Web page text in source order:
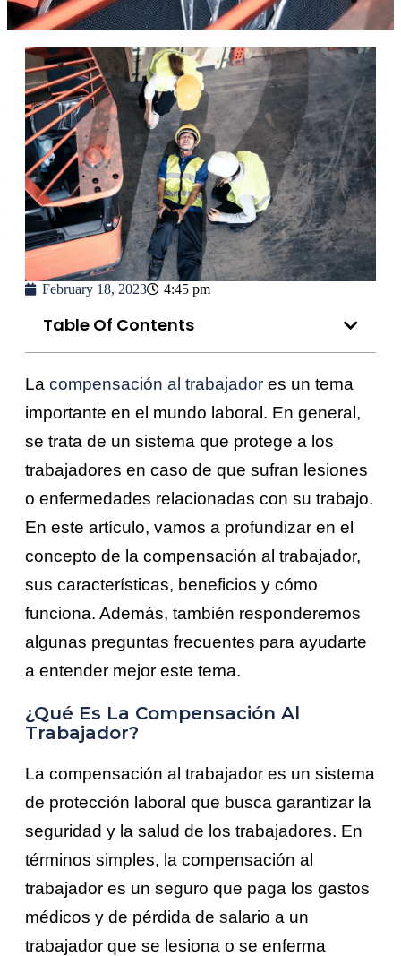
February 18, 2023 4:45 pm
Table Of Contents
La compensación al trabajador es un tema
importante en el mundo laboral. En general,
se trata de un sistema que protege a los
trabajadores en caso de que sufran lesiones
o enfermedades relacionadas con su trabajo.
En este artículo, vamos a profundizar en el
concepto de la compensación al trabajador,
sus características, beneficios y cómo
funciona. Además, también responderemos
algunas preguntas frecuentes para ayudarte
a entender mejor este tema.
¿Qué Es La Compensación Al
Trabajador?
La compensación al trabajador es un sistema
de protección laboral que busca garantizar la
seguridad y la salud de los trabajadores. En
términos simples, la compensación al
trabajador es un seguro que paga los gastos
médicos y de pérdida de salario a un
trabajador que se lesiona o se enferma